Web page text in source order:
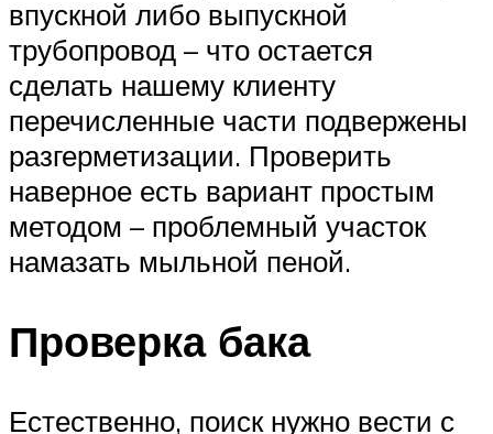
впускной либо выпускной
трубопровод – что остается
сделать нашему клиенту
перечисленные части подвержены
разгерметизации. Проверить
наверное есть вариант простым
методом – проблемный участок
намазать мыльной пеной.
Проверка бака
Естественно, поиск нужно вести с